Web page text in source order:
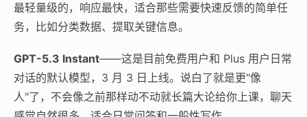
最轻量级的，响应最快，适合那些需要快速反馈的简单任
务，比如分类数据、提取关键信息。
GPT-5.3 Instant——这是目前免费用户和 Plus 用户日常
对话的默认模型，3 月 3 日上线。说白了就是更"像
人"了，不会像之前那样动不动就长篇大论给你上课，聊天